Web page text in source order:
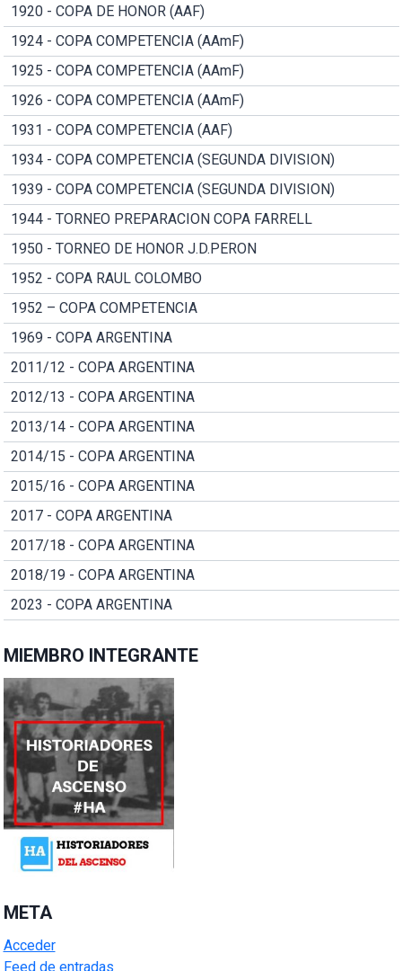
1920 - COPA DE HONOR (AAF)
1924 - COPA COMPETENCIA (AAmF)
1925 - COPA COMPETENCIA (AAmF)
1926 - COPA COMPETENCIA (AAmF)
1931 - COPA COMPETENCIA (AAF)
1934 - COPA COMPETENCIA (SEGUNDA DIVISION)
1939 - COPA COMPETENCIA (SEGUNDA DIVISION)
1944 - TORNEO PREPARACION COPA FARRELL
1950 - TORNEO DE HONOR J.D.PERON
1952 - COPA RAUL COLOMBO
1952 – COPA COMPETENCIA
1969 - COPA ARGENTINA
2011/12 - COPA ARGENTINA
2012/13 - COPA ARGENTINA
2013/14 - COPA ARGENTINA
2014/15 - COPA ARGENTINA
2015/16 - COPA ARGENTINA
2017 - COPA ARGENTINA
2017/18 - COPA ARGENTINA
2018/19 - COPA ARGENTINA
2023 - COPA ARGENTINA
MIEMBRO INTEGRANTE
META
Acceder
Feed de entradas